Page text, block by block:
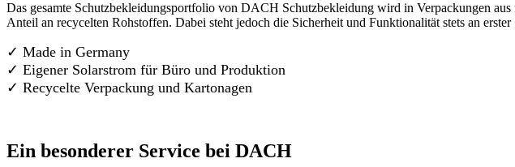
Das gesamte Schutzbekleidungsportfolio von DACH Schutzbekleidung wird in Verpackungen
Anteil an recycelten Rohstoffen. Dabei steht jedoch die Sicherheit und Funktionalität stets an
✓ Made in Germany
✓ Eigener Solarstrom für Büro und Produktion
✓ Recycelte Verpackung und Kartonagen
Ein besonderer Service bei DACH